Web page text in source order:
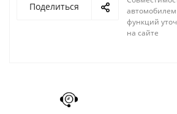
Поделиться
функций
на сайте